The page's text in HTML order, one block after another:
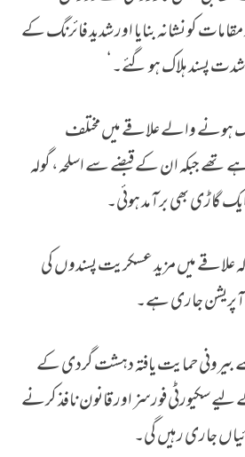
کو نشانہ بنایا اور شدید فائرنگ کے
پسند ہلاک ہو گئے۔‘
ہونے والے علاقے میں مختلف
تھے جبکہ ان کے قبضے سے اسلحہ، گولہ
گاڑی بھی برآمد ہوئی۔
علاقے میں مزید عسکریت پسندوں کی
جاری ہے۔
حمایت یافتہ دہشت گردی کے
سکیورٹی فورسز اور قانون نافذ کرنے
جاری رہیں گی۔